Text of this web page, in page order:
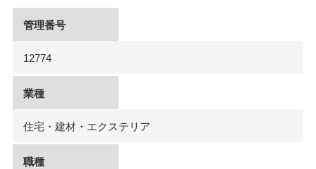
管理番号
12774
業種
住宅・建材・エクステリア
職種